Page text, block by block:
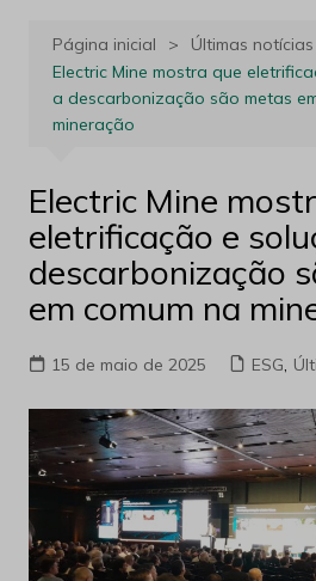
Página inicial
Últimas notícias
Electric Mine mostra que
a descarbonização são metas
mineração
Electric Mine
eletrificação e
descarbonização
em comum na
15 de maio de 2025 ESG,